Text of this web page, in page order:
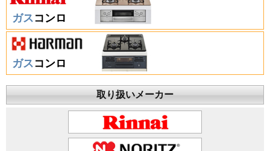
ガスコンロ
ガスコンロ
取り扱いメーカー